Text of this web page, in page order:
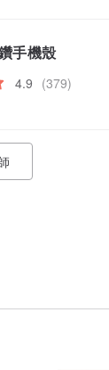
手機殼
4.9 (379)